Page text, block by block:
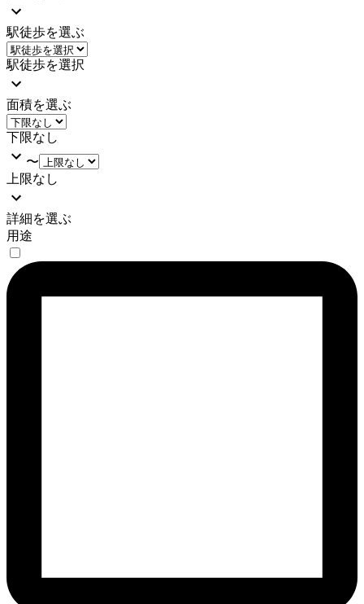
駅徒歩を選ぶ
駅徒歩を選択
面積を選ぶ
下限なし
〜
上限なし
詳細を選ぶ
用途